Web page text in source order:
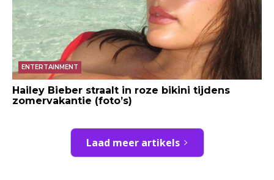
ENTERTAINMENT
Hailey Bieber straalt in roze bikini tijdens
zomervakantie (foto’s)
Laad meer artikels